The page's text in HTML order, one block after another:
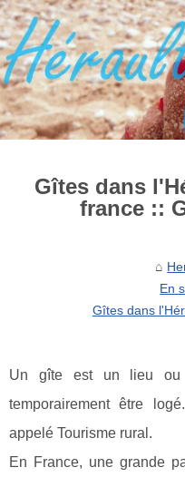
Gîtes dans
france ::
En
Gîtes dans
Un gîte est un lieu ou
temporairement être
appelé Tourisme rural.
En France, une grande